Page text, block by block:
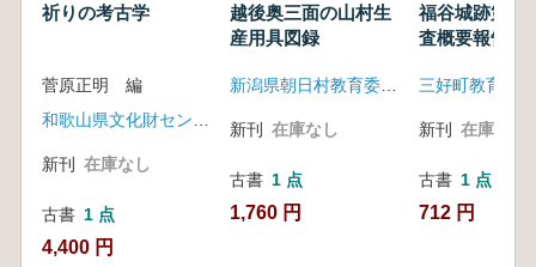
祈りの考古学
菅原正明 編
新刊 在庫なし
古書 1 点
4,400 円
越後奥三面の山村生
産用具図録
新刊 在庫なし
古書 1 点
1,760 円
福谷城跡第4
査概要報告書
三好町教育委
新刊 在庫なし
古書 1 点
712 円